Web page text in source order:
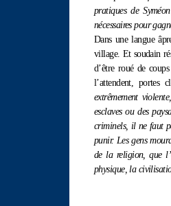
pratiques de
nécessaires pour
Dans une langue
village. Et soudain
d’être roué de
l’attendent, portes
extrêmement
esclaves ou des
criminels, il ne faut
punir. Les gens
de la religion, que
physique, la